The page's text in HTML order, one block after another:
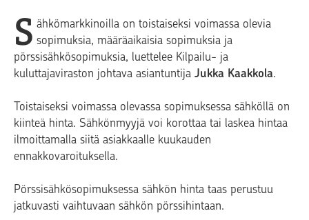
S ähkömarkkinoilla on toistaiseksi voimassa olevia
sopimuksia, määräaikaisia sopimuksia ja
pörssisähkösopimuksia, luettelee Kilpailu- ja
kuluttajaviraston johtava asiantuntija Jukka Kaakkola.
Toistaiseksi voimassa olevassa sopimuksessa sähköllä on
kiinteä hinta. Sähkönmyyjä voi korottaa tai laskea hintaa
ilmoittamalla siitä asiakkaalle kuukauden
ennakkovaroituksella.
Pörssisähkösopimuksessa sähkön hinta taas perustuu
jatkuvasti vaihtuvaan sähkön pörssihintaan.